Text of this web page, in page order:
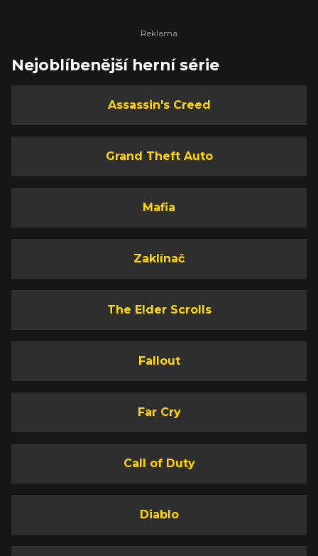
Nejoblíbenější herní série
Assassin's Creed
Grand Theft Auto
Mafia
Zaklínač
The Elder Scrolls
Fallout
Far Cry
Call of Duty
Diablo